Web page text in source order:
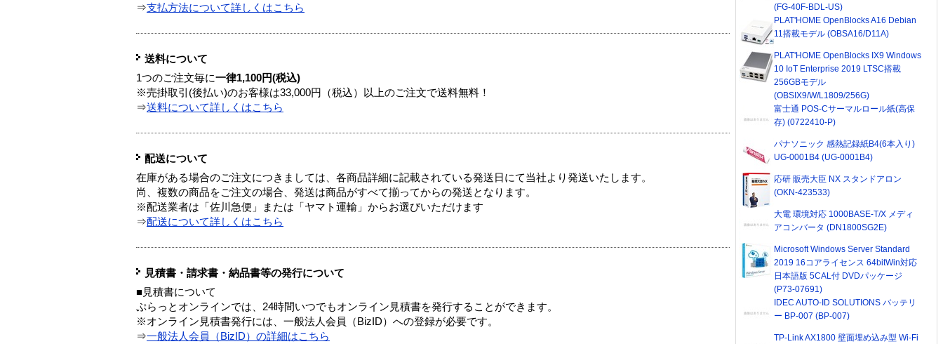
⇒支払方法について詳しくはこちら
送料について
1つのご注文毎に一律1,100円(税込)
※売掛取引(後払い)のお客様は33,000円（税込）以上のご注文で送料無料！
⇒送料について詳しくはこちら
配送について
在庫がある場合のご注文につきましては、各商品詳細に記載されている発送日にて当社より発送いたします。
尚、複数の商品をご注文の場合、発送は商品がすべて揃ってからの発送となります。
※配送業者は「佐川急便」または「ヤマト運輸」からお選びいただけます
⇒配送について詳しくはこちら
見積書・請求書・納品書等の発行について
■見積書について
ぷらっとオンラインでは、24時間いつでもオンライン見積書を発行することができます。
※オンライン見積書発行には、一般法人会員（BizID）への登録が必要です。
⇒一般法人会員（BizID）の詳細はこちら
(FG-40F-BDL-US)
PLAT'HOME OpenBlocks A16 Debian
11搭載モデル (OBSA16/D11A)
PLAT'HOME OpenBlocks IX9 Windows
10 IoT Enterprise 2019 LTSC搭載
256GBモデル
(OBSIX9/W/L1809/256G)
富士通 POS-Cサーマルロール紙(高保
存) (0722410-P)
パナソニック 感熱記録紙B4(6本入り)
UG-0001B4 (UG-0001B4)
応研 販売大臣 NX スタンドアロン
(OKN-423533)
大電 環境対応 1000BASE-T/X メディ
アコンバータ (DN1800SG2E)
Microsoft Windows Server Standard
2019 16コアライセンス 64bitWin対応
日本語版 5CAL付 DVDパッケージ
(P73-07691)
IDEC AUTO-ID SOLUTIONS バッテリ
ー BP-007 (BP-007)
TP-Link AX1800 壁面埋め込み型 Wi-Fi